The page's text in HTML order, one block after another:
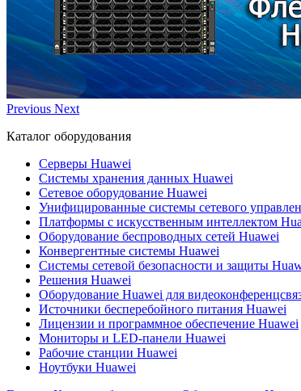
Previous Next
Каталог оборудования
Серверы Huawei
Системы хранения данных Huawei
Сетевое оборудование Huawei
Унифицированные системы сетевого
Платформы с искусственным интеллектом
Оборудование беспроводных сетей Huawei
Конвергентные системы Huawei
Системы сетевой безопасности и защиты
Решения Huawei
Оборудование Huawei для
Источники бесперебойного питания Huawei
Лицензии и программное обеспечение Huawei
Мониторы и LED-панели Huawei
Рабочие станции Huawei
Ноутбуки Huawei